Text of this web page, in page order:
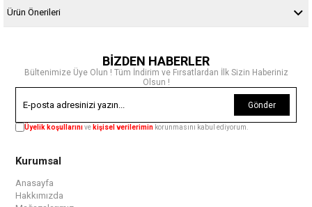
Ürün Önerileri
BİZDEN HABERLER
Bültenimize Üye Olun ! Tüm İndirim ve Fırsatlardan İlk Sizin Haberiniz
Olsun !
Gönder
Üyelik koşullarınıve kişisel verilerimin korunmasını kabul ediyorum.
Kurumsal
Anasayfa
Hakkımızda